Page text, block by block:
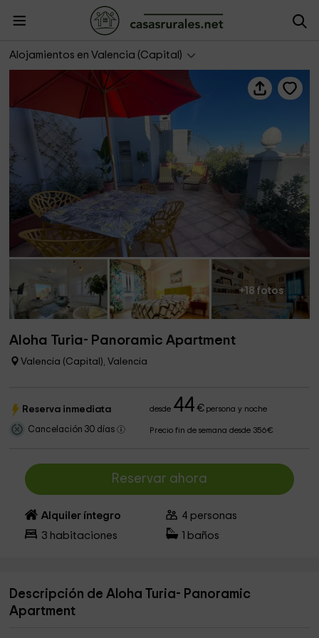
Alojamientos en Valencia (Capital)
Aloha Turia- Panoramic Apartment
+18 fotos
Aloha Turia- Panoramic Apartment
Valencia (Capital), Valencia
Reserva inmediata desde 44 €persona y noche
Cancelación 30 días Precio fin de semana desde 356€
Reservar ahora
Alquiler íntegro 4 personas
3 habitaciones baños
Descripción de Aloha Turia- Panoramic
Apartment